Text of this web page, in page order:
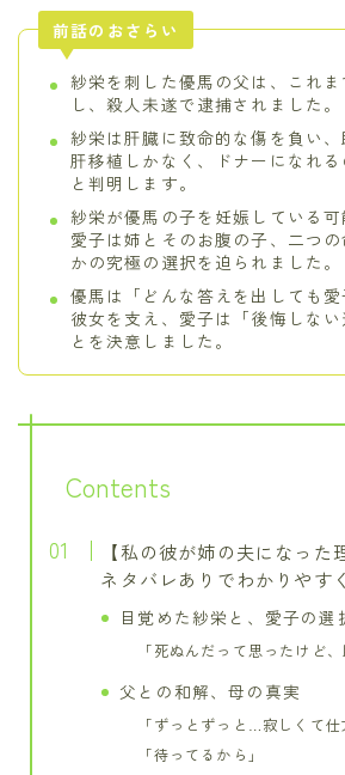
前話のおさらい
紗栄を刺した優馬の父は、これ
し、殺人未遂で逮捕されました。
紗栄は肝臓に致命的な傷を負い
肝移植しかなく、ドナーになれ
と判明します。
紗栄が優馬の子を妊娠している可
愛子は姉とそのお腹の子、二つ
かの究極の選択を迫られました。
優馬は「どんな答えを出しても
彼女を支え、愛子は「後悔しな
とを決意しました。
Contents
【私の彼が姉の夫になった
ネタバレありでわかりやす
目覚めた紗栄と、愛子の選
「死ぬんだって思ったけど、
父との和解、母の真実
「ずっとずっと…寂しくて仕
「待ってるから」